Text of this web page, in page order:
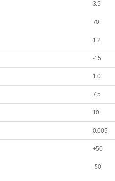
3.5
70
1.2
-15
1.0
7.5
10
0.005
+50
-50